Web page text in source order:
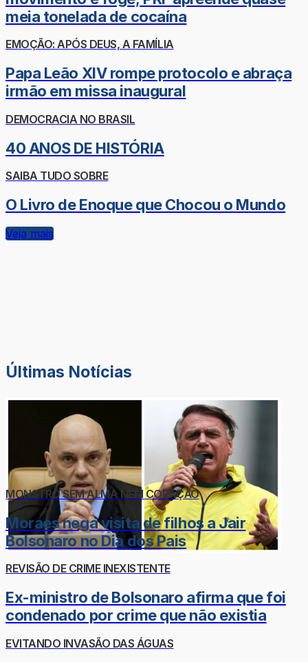
meia tonelada de cocaína
EMOÇÃO: APÓS DEUS, A FAMÍLIA
Papa Leão XIV rompe protocolo e abraça
irmão em missa inaugural
DEMOCRACIA NO BRASIL
40 ANOS DE HISTÓRIA
SAIBA TUDO SOBRE
O Livro de Enoque que Chocou o Mundo
Veja mais
Últimas Notícias
MONSTRO SEM ALMA NEM CORAÇÃO
Moraes nega visita de filhos a Jair
Bolsonaro no Dia dos Pais
REVISÃO DE CRIME INEXISTENTE
Ex-ministro de Bolsonaro afirma que foi
condenado por crime que não existia
EVITANDO INVASÃO DAS ÁGUAS